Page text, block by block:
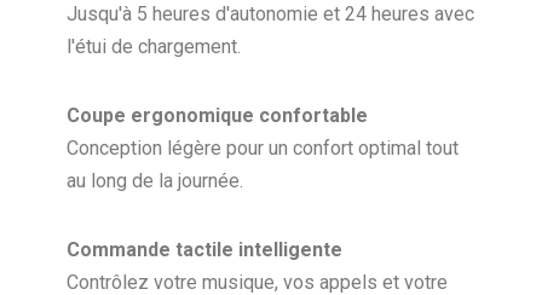
Jusqu'à 5 heures d'autonomie et 24 heures avec
l'étui de chargement.
Coupe ergonomique confortable
Conception légère pour un confort optimal tout
au long de la journée.
Commande tactile intelligente
Contrôlez votre musique, vos appels et votre